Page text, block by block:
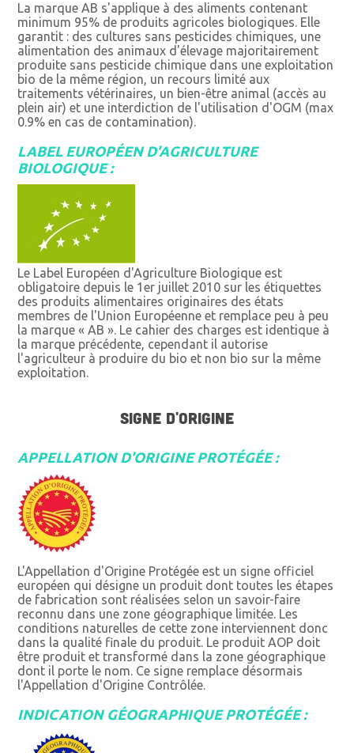
La marque AB s'applique à des aliments contenant
minimum 95% de produits agricoles biologiques. Elle
garantit : des cultures sans pesticides chimiques, une
alimentation des animaux d'élevage majoritairement
produite sans pesticide chimique dans une exploitation
bio de la même région, un recours limité aux
traitements vétérinaires, un bien-être animal (accès au
plein air) et une interdiction de l'utilisation d'OGM (max
0.9% en cas de contamination).
LABEL EUROPÉEN D'AGRICULTURE
BIOLOGIQUE :
Le Label Européen d'Agriculture Biologique est
obligatoire depuis le 1er juillet 2010 sur les étiquettes
des produits alimentaires originaires des états
membres de l'Union Européenne et remplace peu à peu
la marque « AB ». Le cahier des charges est identique à
la marque précédente, cependant il autorise
l'agriculteur à produire du bio et non bio sur la même
exploitation.
SIGNE D'ORIGINE
APPELLATION D'ORIGINE PROTÉGÉE :
L'Appellation d'Origine Protégée est un signe officiel
européen qui désigne un produit dont toutes les étapes
de fabrication sont réalisées selon un savoir-faire
reconnu dans une zone géographique limitée. Les
conditions naturelles de cette zone interviennent donc
dans la qualité finale du produit. Le produit AOP doit
être produit et transformé dans la zone géographique
dont il porte le nom. Ce signe remplace désormais
l'Appellation d'Origine Contrôlée.
INDICATION GÉOGRAPHIQUE PROTÉGÉE :